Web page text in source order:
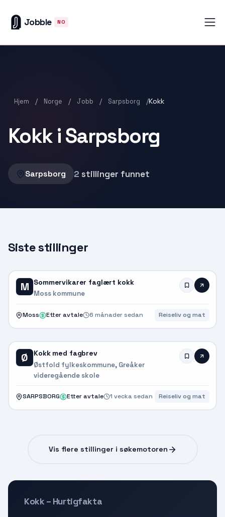
Jobble NO
Hjem / Norge / Jobb / Sarpsborg /Kokk
Kokk i Sarpsborg
Sarpsborg 2 stillinger funnet
Siste stillinger
M Sommervikarer faglært kokk
Moss kommune
Moss Etter avtale 6 månader sedan Reiseliv og mat
Ø Kokk med fagbrev
Østfold fylkeskommune, Greåker
videregående skole
SARPSBORG Etter avtale 1 vecka sedan Reiseliv og mat
Vis flere stillinger i søkemotoren
Kokk – Hurtigfakta